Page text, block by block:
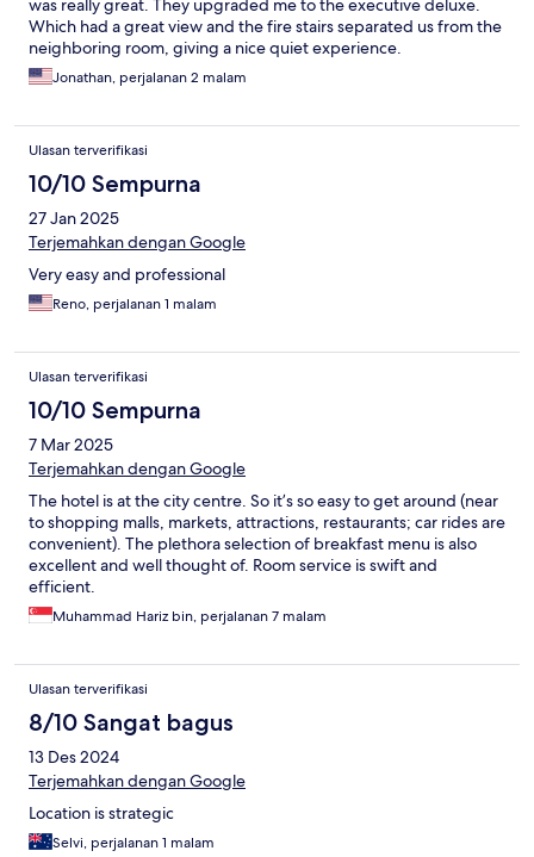
was really great. They upgraded me to the executive deluxe.
Which had a great view and the fire stairs separated us from the
neighboring room, giving a nice quiet experience.
Jonathan, perjalanan 2 malam
Ulasan terverifikasi
10/10 Sempurna
27 Jan 2025
Terjemahkan dengan Google
Very easy and professional
Reno, perjalanan 1 malam
Ulasan terverifikasi
10/10 Sempurna
7 Mar 2025
Terjemahkan dengan Google
The hotel is at the city centre. So it’s so easy to get around (near
to shopping malls, markets, attractions, restaurants; car rides are
convenient). The plethora selection of breakfast menu is also
excellent and well thought of. Room service is swift and
efficient.
Muhammad Hariz bin, perjalanan 7 malam
Ulasan terverifikasi
8/10 Sangat bagus
13 Des 2024
Terjemahkan dengan Google
Location is strategic
Selvi, perjalanan 1 malam